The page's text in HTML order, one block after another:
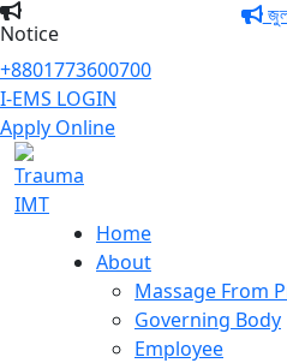
Notice
জুলাই
+8801773600700
I-EMS LOGIN
Apply Online
Home
About
Massage From
Governing Body
Employee